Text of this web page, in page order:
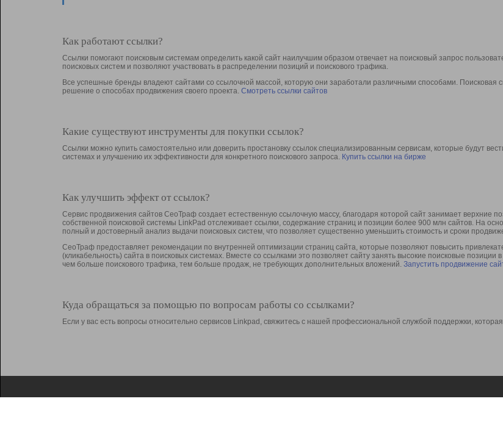
Как работают ссылки?
Ссылки помогают поисковым системам определить какой сайт наилучшим образом отвечает на поисковый запрос
поисковых систем и позволяют участвовать в раcпределении позиций и поискового трафика.
Все успешные бренды владеют сайтами со ссылочной массой, которую они заработали различными способами. Поисковая
решение о способах продвижения своего проекта. Смотреть ссылки сайтов
Какие существуют инструменты для покупки ссылок?
Ссылки можно купить самостоятельно или доверить простановку ссылок специализированным сервисам, которые будут
системах и улучшению их эффективности для конкретного поискового запроса. Купить ссылки на бирже
Как улучшить эффект от ссылок?
Сервис продвижения сайтов СеоТраф создает естественную ссылочную массу, благодаря которой сайт занимает
собственной поисковой системы LinkPad отслеживает ссылки, содержание страниц и позиции более 900 млн сайтов. На
полный и достоверный анализ выдачи поисковых систем, что позволяет существенно уменьшить стоимость и сроки
СеоТраф предоставляет рекомендации по внутренней оптимизации страниц сайта, которые позволяют повысить
(кликабельность) сайта в поисковых системах. Вместе со ссылками это позволяет сайту занять высокие поисковые
чем больше поискового трафика, тем больше продаж, не требующих дополнительных вложений. Запустить продвижение
Куда обращаться за помощью по вопросам работы со ссылками?
Если у вас есть вопросы относительно сервисов Linkpad, свяжитесь с нашей профессиональной службой поддержки,